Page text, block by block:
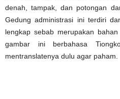
denah, tampak, dan potongan
Gedung administrasi ini terdiri
lengkap sebab merupakan
gambar ini berbahasa
mentranslatenya dulu agar paham.